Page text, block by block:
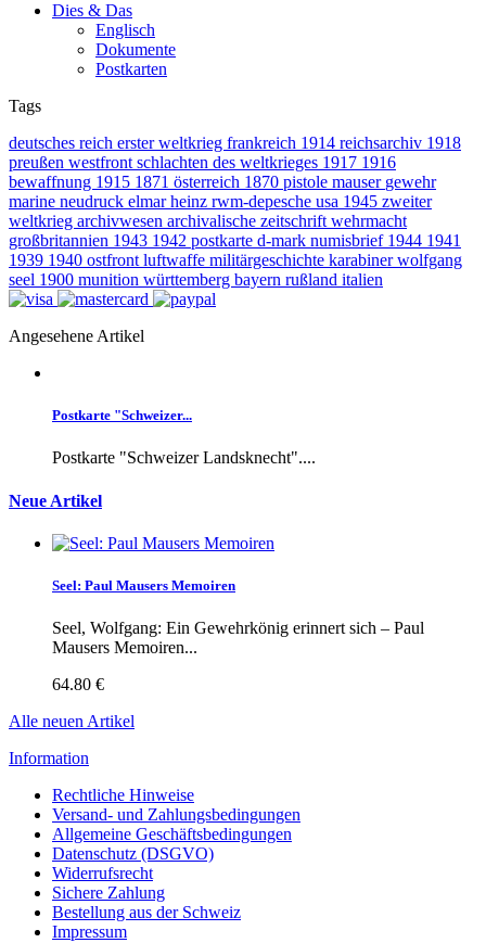
Dies & Das
Englisch
Dokumente
Postkarten
Tags
deutsches reich erster weltkrieg frankreich 1914 reichsarchiv 1918
preußen westfront schlachten des weltkrieges 1917 1916
bewaffnung 1915 1871 österreich 1870 pistole mauser gewehr
marine neudruck elmar heinz rwm-depesche usa 1945 zweiter
weltkrieg archivwesen archivalische zeitschrift wehrmacht
großbritannien 1943 1942 postkarte d-mark numisbrief 1944 1941
1939 1940 ostfront luftwaffe militärgeschichte karabinerwolfgang
seel 1900 munition württemberg bayern rußland italien
Angesehene Artikel
Postkarte "Schweizer...
Postkarte "Schweizer Landsknecht"....
Neue Artikel
Seel: Paul Mausers Memoiren
Seel, Wolfgang: Ein Gewehrkönig erinnert sich – Paul
Mausers Memoiren...
64.80 €
Alle neuen Artikel
Information
Rechtliche Hinweise
Versand- und Zahlungsbedingungen
Allgemeine Geschäftsbedingungen
Datenschutz (DSGVO)
Widerrufsrecht
Sichere Zahlung
Bestellung aus der Schweiz
Impressum